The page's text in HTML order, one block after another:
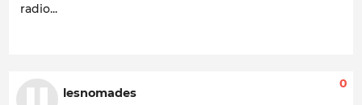
radio...
lesnomades
0